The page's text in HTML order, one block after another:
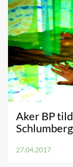
Aker BP
27.04.2017